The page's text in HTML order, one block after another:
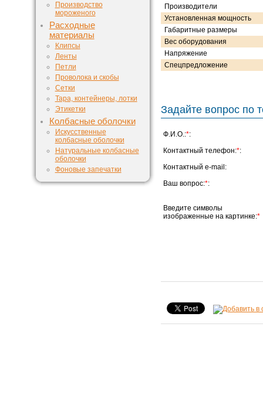
Производство
мороженого
Расходные
материалы
Клипсы
Ленты
Петли
Проволока и скобы
Сетки
Тара, контейнеры, лотки
Этикетки
Колбасные оболочки
Искусственные
колбасные оболочки
Натуральные колбасные
оболочки
Фоновые запечатки
Производители
Установленная мощность
Габаритные размеры
Вес оборудования
Напряжение
Спецпредложение
Задайте вопрос по
Ф.И.О.:*:
Контактный телефон:*:
Контактный e-mail:
Ваш вопрос:*:
Введите символы
изображенные на картинке:*